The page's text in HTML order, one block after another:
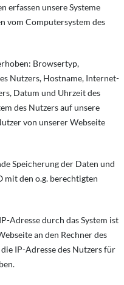
erfassen unsere Systeme
vom Computersystem des
Browsertyp,
Nutzers, Hostname, Internet-
Datum und Uhrzeit des
des Nutzers auf unsere
von unserer Webseite
Speicherung der Daten und
mit den o.g. berechtigten
Adresse durch das System ist
an den Rechner des
IP-Adresse des Nutzers für